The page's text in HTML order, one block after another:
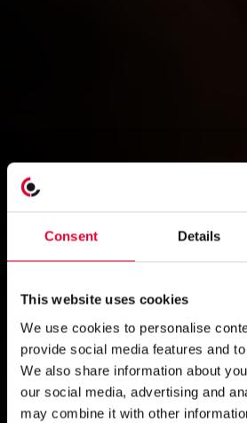
Consent Details
This website uses cookies
We use cookies to personalise
provide social media features and
We also share information about
our social media, advertising and
may combine it with other